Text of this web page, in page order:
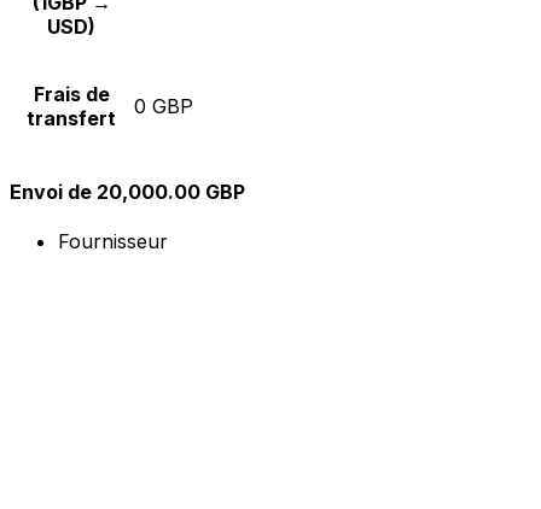
USD)
Frais de
transfert
0 GBP
Envoi de 20,000.00 GBP
Fournisseur